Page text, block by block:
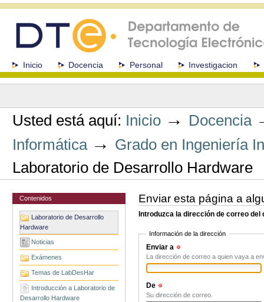
navegación
SeccionesInicio Docencia Personal Investigacion
Herramientas
Usted está aquí: Inicio → Docencia
Informática → Grado en Ingeniería
Laboratorio de Desarrollo Hardware
Contenidos
Laboratorio de Desarrollo
Hardware
Noticias
Exámenes
Temas de LabDesHar
Introducción a Laboratorio de
Desarrollo Hardware
Enviar esta página a
Introduzca la dirección de correo
Información de la dirección
Enviar a
La dirección de correo a quien vaya a
De
Su dirección de correo.